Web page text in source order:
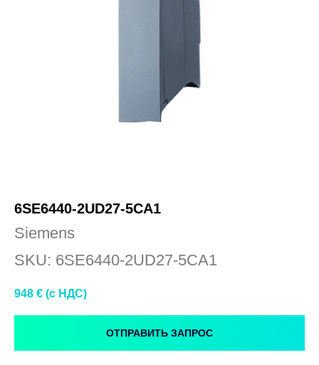
6SE6440-2UD27-5CA1
Siemens
SKU: 6SE6440-2UD27-5CA1
948 € (c НДС)
ОТПРАВИТЬ ЗАПРОС